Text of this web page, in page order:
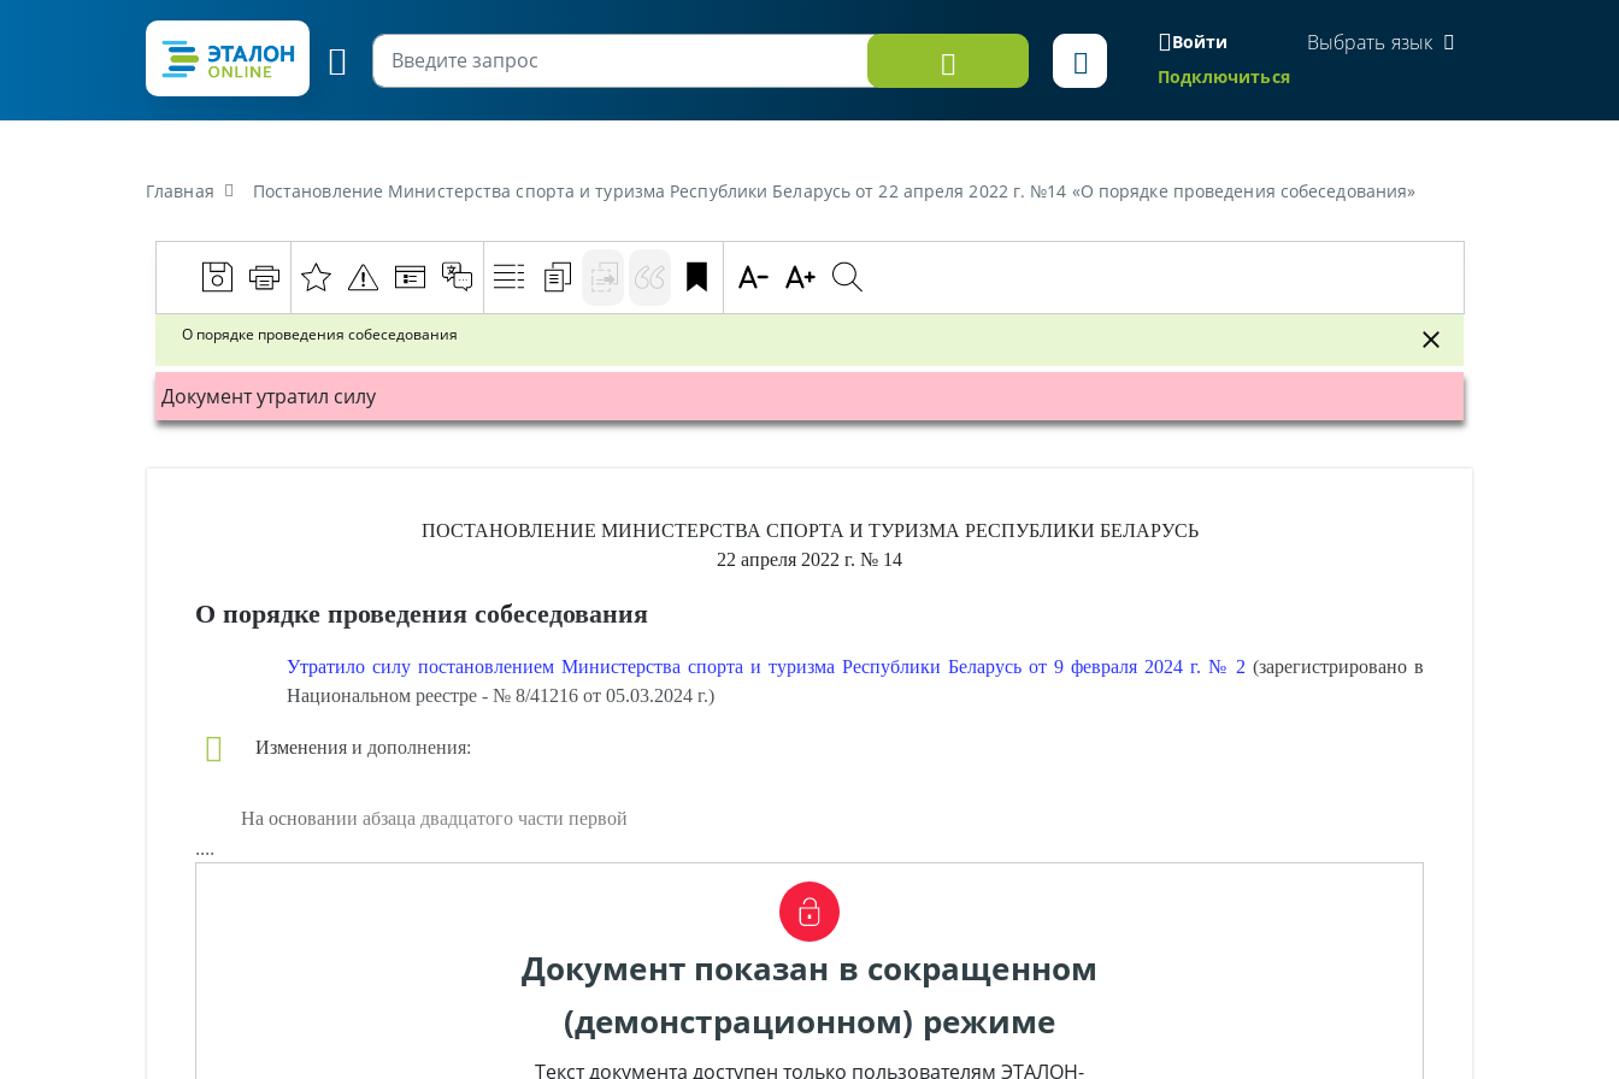
Войти
Подключиться
Выбрать язык
Главная Постановление Министерства спорта и туризма Республики Беларусь от 22 апреля 2022 г. №14 «О порядке проведения собеседования»
О порядке проведения собеседования
Документ утратил силу
ПОСТАНОВЛЕНИЕ МИНИСТЕРСТВА СПОРТА И ТУРИЗМА РЕСПУБЛИКИ БЕЛАРУСЬ
22 апреля 2022 г. № 14
О порядке проведения собеседования
Утратило силу постановлением Министерства спорта и туризма Республики Беларусь от 9 февраля 2024 г. № 2 (зарегистрировано в
Национальном реестре - № 8/41216 от 05.03.2024 г.)
Изменения и дополнения:
На основании абзаца двадцатого части первой
....
Документ показан в сокращенном
(демонстрационном) режиме
Текст документа доступен только пользователям ЭТАЛОН-